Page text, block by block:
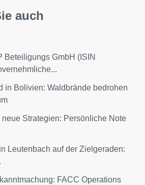
auch
Beteiligungs GmbH (ISIN
in Bolivien: Waldbrände bedrohen
Strategien: Persönliche Note
Leutenbach auf der Zielgeraden:
FACC Operations